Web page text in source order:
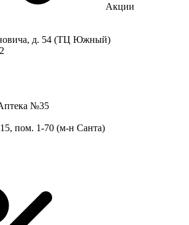
Акции
д. 54 (ТЦ Южный)
№35
пом. 1-70 (м-н Санта)